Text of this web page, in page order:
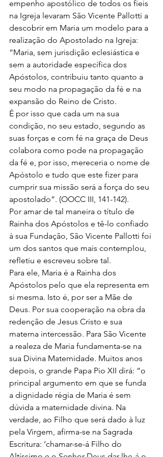
empenho apostólico de todos os fieis
na Igreja levaram São Vicente Pallotti a
descobrir em Maria um modelo para a
realização do Apostolado na Igreja:
“Maria, sem jurisdição eclesiástica e
sem a autoridade específica dos
Apóstolos, contribuiu tanto quanto a
seu modo na propagação da fé e na
expansão do Reino de Cristo.
É por isso que cada um na sua
condição, no seu estado, segundo as
suas forças e com fé na graça de Deus
colabora como pode na propagação
da fé e, por isso, mereceria o nome de
Apóstolo e tudo que este fizer para
cumprir sua missão será a força do seu
apostolado”. (OOCC III, 141-142).
Por amar de tal maneira o título de
Rainha dos Apóstolos e tê-lo confiado
à sua Fundação, São Vicente Pallotti foi
um dos santos que mais contemplou,
refletiu e escreveu sobre tal.
Para ele, Maria é a Rainha dos
Apóstolos pelo que ela representa em
si mesma. Isto é, por ser a Mãe de
Deus. Por sua cooperação na obra da
redenção de Jesus Cristo e sua
materna intercessão. Para São Vicente
a realeza de Maria fundamenta-se na
sua Divina Maternidade. Muitos anos
depois, o grande Papa Pio XII dirá: “o
principal argumento em que se funda
a dignidade régia de Maria é sem
dúvida a maternidade divina. Na
verdade, ao Filho que será dado à luz
pela Virgem, afirma-se na Sagrada
Escritura: ‘chamar-se-á Filho do